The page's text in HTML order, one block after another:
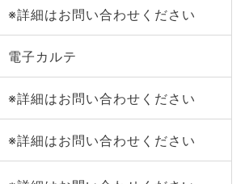
※詳細はお問い合わせください
電子カルテ
※詳細はお問い合わせください
※詳細はお問い合わせください